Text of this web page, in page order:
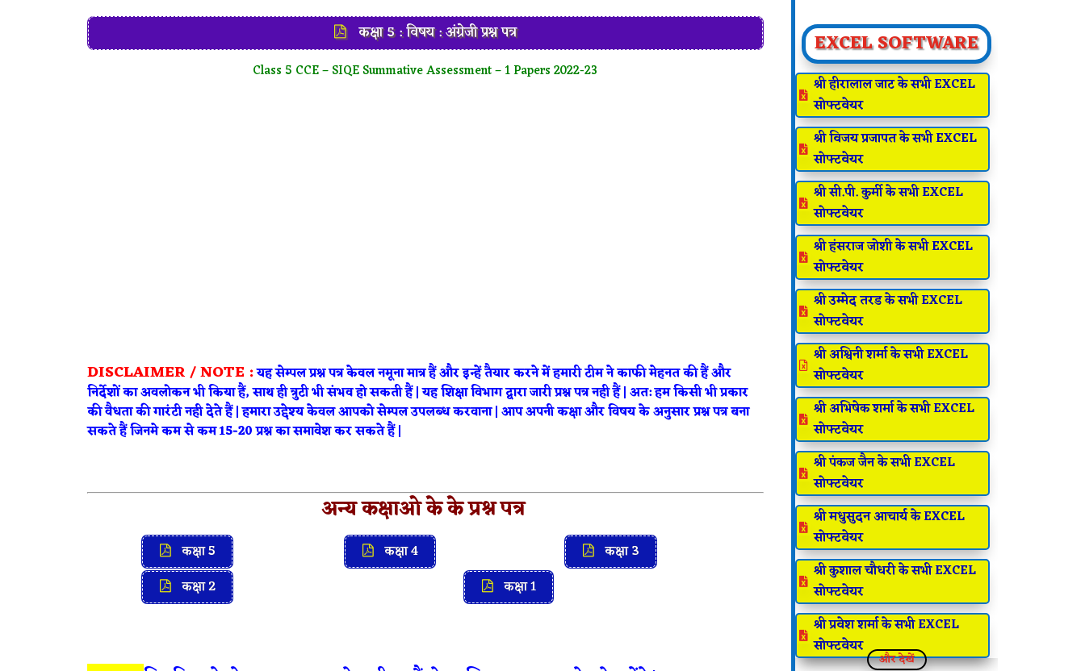
कक्षा 5 : विषय : अंग्रेजी प्रश्न पत्र
Class 5 CCE – SIQE Summative Assessment – 1 Papers 2022-23
DISCLAIMER / NOTE :यह सेम्पल प्रश्न पत्र केवल नमूना मात्र हैं और इन्हें तैयार करने में हमारी टीम ने काफी मेहनत की हैं और
निर्देशों का अवलोकन भी किया हैं, साथ ही त्रुटी भी संभव हो सकती हैं | यह शिक्षा विभाग द्वारा जारी प्रश्न पत्र नही हैं | अत: हम किसी भी प्रकार
की वैधता की गारंटी नही देते हैं | हमारा उद्देश्य केवल आपको सेम्पल उपलब्ध करवाना | आप अपनी कक्षा और विषय के अनुसार प्रश्न पत्र बना
सकते हैं जिनमे कम से कम 15-20 प्रश्न का समावेश कर सकते हैं |
अन्य कक्षाओ के के प्रश्न पत्र
कक्षा 5 कक्षा 4
कक्षा 3
कक्षा 2
कक्षा 1
EXCEL SOFTWARE
 श्री हीरालाल जाट के सभी EXCEL
सोफ्टवेयर
 श्री विजय प्रजापत के सभी EXCEL
सोफ्टवेयर
 श्री सी.पी. कुर्मी के सभी EXCEL
सोफ्टवेयर
 श्री हंसराज जोशी के सभी EXCEL
सोफ्टवेयर
 श्री उम्मेद तरड के सभी EXCEL
सोफ्टवेयर
 श्री अश्विनी शर्मा के सभी EXCEL
सोफ्टवेयर
 श्री अभिषेक शर्मा के सभी EXCEL
सोफ्टवेयर
 श्री पंकज जैन के सभी EXCEL
सोफ्टवेयर
 श्री मधुसुदन आचार्य के EXCEL
सोफ्टवेयर
 श्री कुशाल चौधरी के सभी EXCEL
सोफ्टवेयर
 श्री प्रवेश शर्मा के सभी EXCEL
सोफ्टवेयर
और देखें